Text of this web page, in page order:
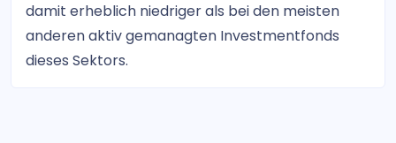
damit erheblich niedriger als bei den meisten
anderen aktiv gemanagten Investmentfonds
dieses Sektors.